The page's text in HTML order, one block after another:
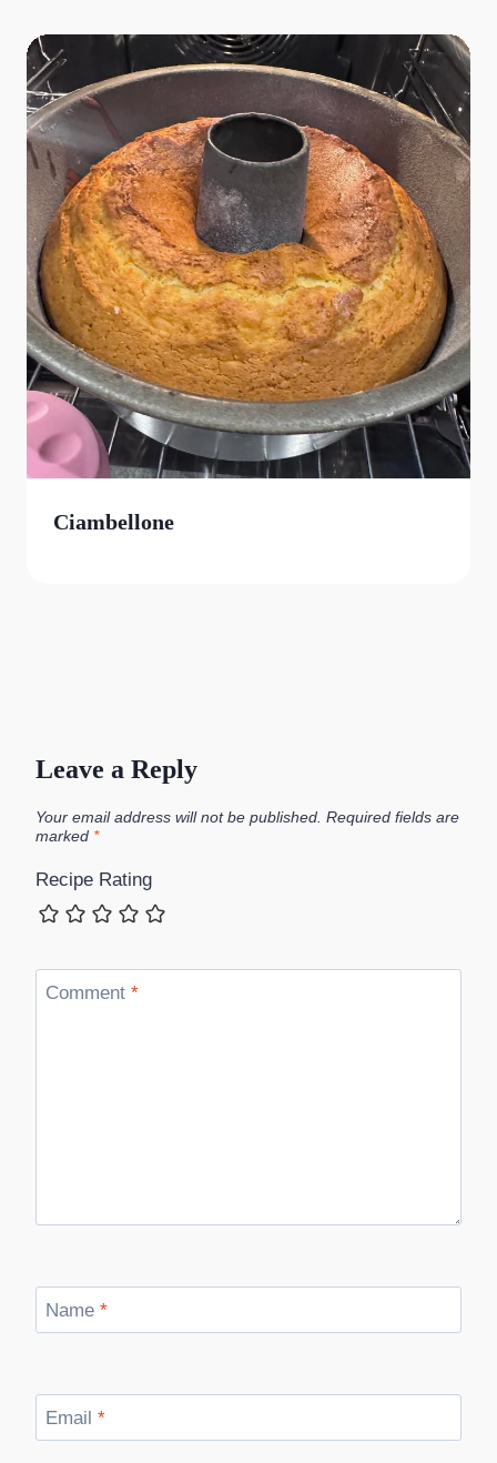
Ciambellone
Leave a Reply
Your email address will not be published. Required fields are
marked *
Recipe Rating
Comment *
Name *
Email *